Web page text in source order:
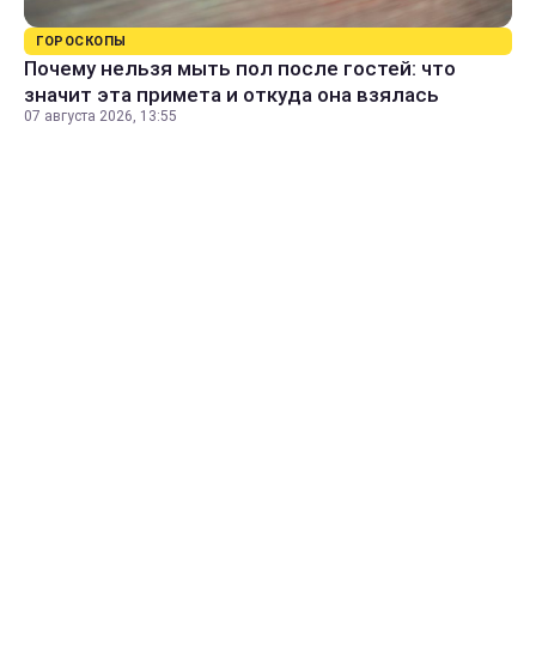
ГОРОСКОПЫ
Почему нельзя мыть пол после гостей: что
значит эта примета и откуда она взялась
07 августа 2026, 13:55